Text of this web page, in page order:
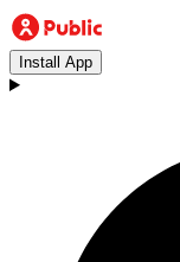
Install App